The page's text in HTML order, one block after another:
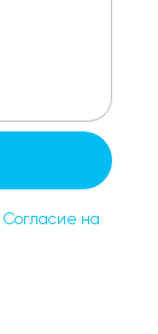
Согласие на